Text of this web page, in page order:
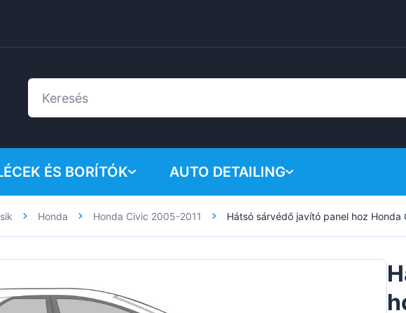
A
ÉS BORÍTÓK AUTO DETAILING
Vegyi termékek
Honda Honda Civic 2005-2011 Hátsó sárvédő javító panel hoz